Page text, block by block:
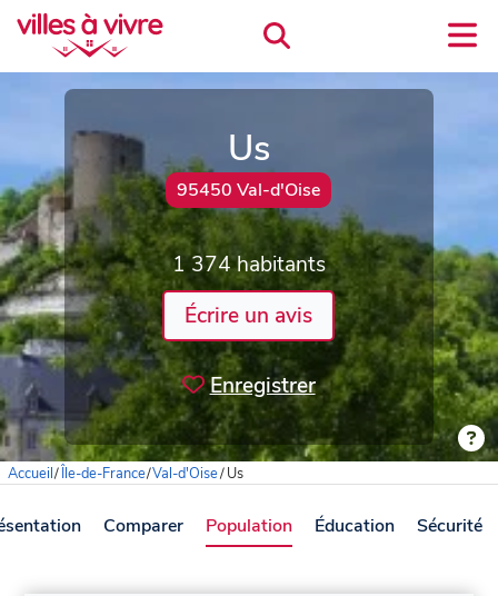
Us
95450 Val-d'Oise
1 374 habitants
Écrire un avis
Enregistrer
Accueil/Île-de-France/Val-d'Oise/Us
Comparer Population Éducation Sécurité